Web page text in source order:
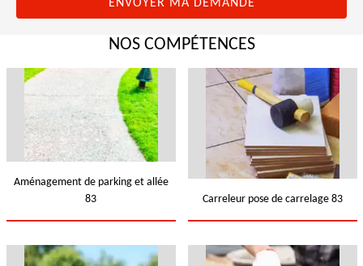
NOS COMPÉTENCES
Aménagement de parking et allée
83
Carreleur pose de carrelage 83